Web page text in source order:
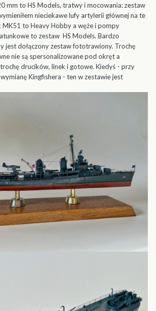
mm to HS Models, tratwy i mocowania: zestaw
nieciekawe lufy artylerii głównej na te
to Heavy Hobby a węże i pompy
to zestaw HS Models. Bardzo
jest dołączony zestaw fototrawiony. Trochę
nie są spersonalizowane pod okręt a
drucików, linek i gotowe. Kiedyś - przy
Kingfishera - ten w zestawie jest